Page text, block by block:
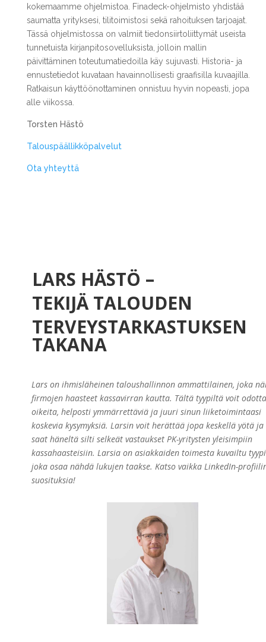
kokemaamme ohjelmistoa. Finadeck-ohjelmisto yhdistää
saumatta yrityksesi, tilitoimistosi sekä rahoituksen tarjoajat.
Tässä ohjelmistossa on valmiit tiedonsiirtoliittymät useista
tunnetuista kirjanpitosovelluksista, jolloin mallin
päivittäminen toteutumatiedoilla käy sujuvasti. Historia- ja
ennustetiedot kuvataan havainnollisesti graafisilla kuvaajilla.
Ratkaisun käyttöönottaminen onnistuu hyvin nopeasti, jopa
alle viikossa.
Torsten Hästö
Talouspäällikköpalvelut
Ota yhteyttä
LARS HÄSTÖ –
TEKIJÄ TALOUDEN
TERVEYSTARKASTUKSEN
TAKANA
Lars on ihmisläheinen taloushallinnon ammattilainen, joka
firmojen haasteet kassavirran kautta. Tältä tyypiltä voit
oikeita, helposti ymmärrettäviä ja juuri sinun liiketoimintaasi
koskevia kysymyksiä. Larsin voitherättää jopa keskellä yötä ja
saat häneltä silti selkeät vastaukset PK-yritysten yleisimpiin
kassahaasteisiin. Larsia on asiakkaiden toimesta kuvailtu
joka osaa nähdä lukujen taakse. Katso vaikka LinkedIn-
suosituksia!